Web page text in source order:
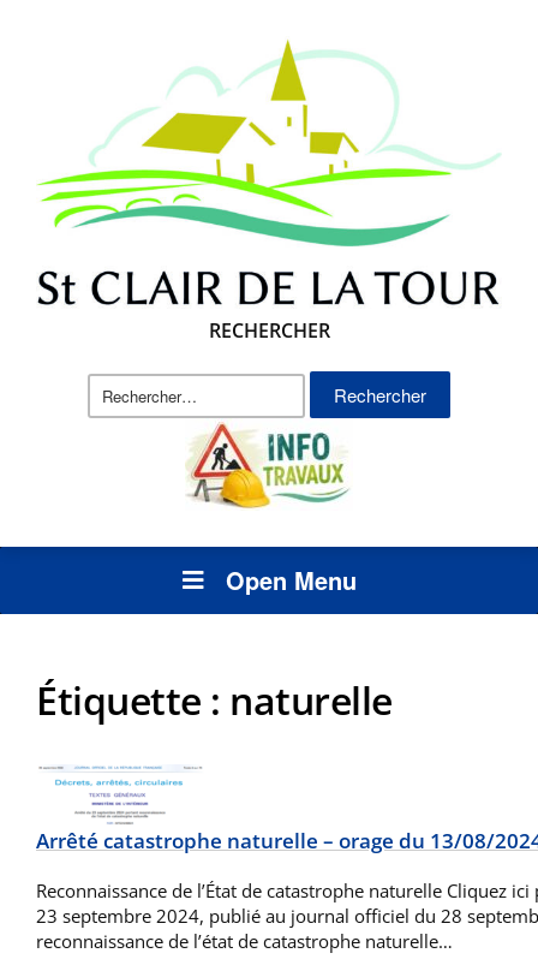
RECHERCHER
Rechercher :
Open Menu
Étiquette : naturelle
Arrêté catastrophe naturelle – orage du 13/08/
Reconnaissance de l’État de catastrophe naturelle Cliquez
23 septembre 2024, publié au journal officiel du 28
reconnaissance de l’état de catastrophe naturelle…